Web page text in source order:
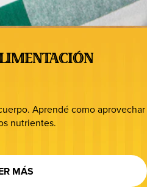
Aprendé como aprovechar
nutrientes.
MÁS